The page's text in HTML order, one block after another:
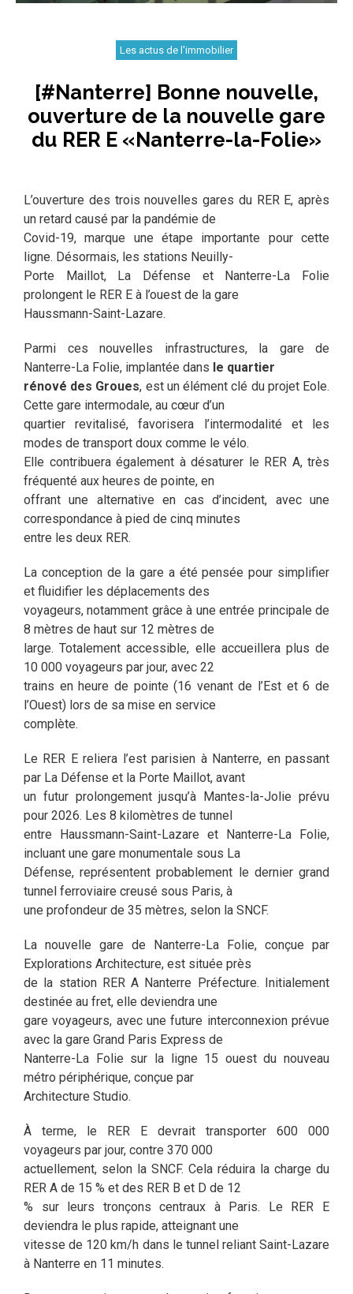
Les actus de l'immobilier
[#Nanterre] Bonne nouvelle,
ouverture de la nouvelle gare
du RER E «Nanterre-la-Folie»
L’ouverture des trois nouvelles gares du RER E, après
un retard causé par la pandémie de
Covid-19, marque une étape importante pour cette
ligne. Désormais, les stations Neuilly-
Porte Maillot, La Défense et Nanterre-La Folie
prolongent le RER E à l’ouest de la gare
Haussmann-Saint-Lazare.
Parmi ces nouvelles infrastructures, la gare de
Nanterre-La Folie, implantée dans le quartier
rénové des Groues, est un élément clé du projet Eole.
Cette gare intermodale, au cœur d’un
quartier revitalisé, favorisera l’intermodalité et les
modes de transport doux comme le vélo.
Elle contribuera également à désaturer le RER A, très
fréquenté aux heures de pointe, en
offrant une alternative en cas d’incident, avec une
correspondance à pied de cinq minutes
entre les deux RER.
La conception de la gare a été pensée pour simplifier
et fluidifier les déplacements des
voyageurs, notamment grâce à une entrée principale de
8 mètres de haut sur 12 mètres de
large. Totalement accessible, elle accueillera plus de
10 000 voyageurs par jour, avec 22
trains en heure de pointe (16 venant de l’Est et 6 de
l’Ouest) lors de sa mise en service
complète.
Le RER E reliera l’est parisien à Nanterre, en passant
par La Défense et la Porte Maillot, avant
un futur prolongement jusqu’à Mantes-la-Jolie prévu
pour 2026. Les 8 kilomètres de tunnel
entre Haussmann-Saint-Lazare et Nanterre-La Folie,
incluant une gare monumentale sous La
Défense, représentent probablement le dernier grand
tunnel ferroviaire creusé sous Paris, à
une profondeur de 35 mètres, selon la SNCF.
La nouvelle gare de Nanterre-La Folie, conçue par
Explorations Architecture, est située près
de la station RER A Nanterre Préfecture. Initialement
destinée au fret, elle deviendra une
gare voyageurs, avec une future interconnexion prévue
avec la gare Grand Paris Express de
Nanterre-La Folie sur la ligne 15 ouest du nouveau
métro périphérique, conçue par
Architecture Studio.
À terme, le RER E devrait transporter 600 000
voyageurs par jour, contre 370 000
actuellement, selon la SNCF. Cela réduira la charge du
RER A de 15 % et des RER B et D de 12
% sur leurs tronçons centraux à Paris. Le RER E
deviendra le plus rapide, atteignant une
vitesse de 120 km/h dans le tunnel reliant Saint-Lazare
à Nanterre en 11 minutes.